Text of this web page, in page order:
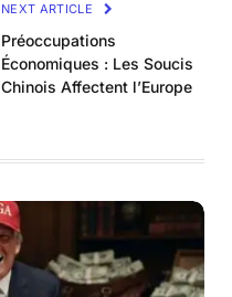
NEXT ARTICLE
Préoccupations
Économiques : Les Soucis
Chinois Affectent l’Europe